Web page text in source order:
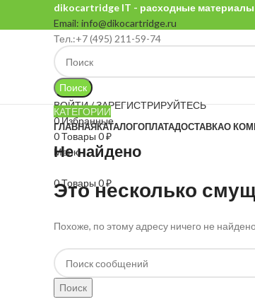
dikocartridge IT - расходные
Email: info@dikocartridge.ru
Тел.:+7 (495) 211-59-74
Поиск
ВОЙТИ / ЗАРЕГИСТРИРУЙТЕСЬ
0Избранные
0Товары 0₽
Меню
0Товары 0₽
КАТЕГОРИИ
ГЛАВНАЯКАТАЛОГОПЛАТАДОСТАВКАО
Не найдено
Это несколько
Похоже, по этому адресу ничего не
Поиск